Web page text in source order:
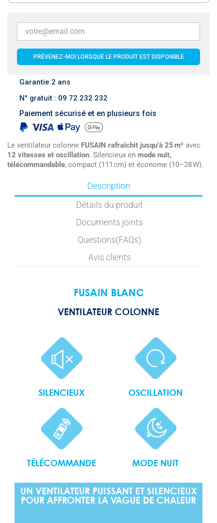
PRÉVENEZ-MOI LORSQUE LE PRODUIT EST DISPONIBLE
Garantie 2 ans
N° gratuit : 09 72 232 232
Paiement sécurisé et en plusieurs fois
Le ventilateur colonne FUSAIN rafraîchit jusqu’à 25 m² avec
12 vitesses et oscillation. Silencieux en mode nuit,
télécommandable, compact (111 cm) et économe (10–28 W).
Description
Détails du produit
Documents joints
Questions(FAQs)
Avis clients
FUSAIN BLANC
VENTILATEUR COLONNE
SILENCIEUX OSCILLATION
TÉLÉCOMMANDE MODE NUIT
UN VENTILATEUR PUISSANT ET SILENCIEUX
POUR AFFRONTER LA VAGUE DE CHALEUR